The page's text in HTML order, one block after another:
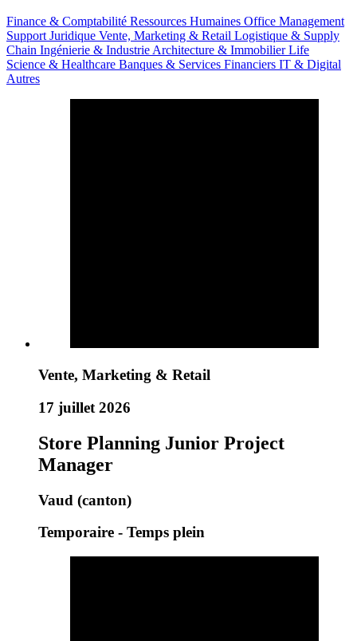
Finance & Comptabilité Ressources Humaines Office Management
SupportJuridique Vente, Marketing & Retail Logistique & Supply
Chain Ingénierie & IndustrieArchitecture & ImmobilierLife
Science & Healthcare Banques & Services Financiers IT & Digital
Autres
Vente, Marketing & Retail
17 juillet 2026
Store Planning Junior Project
Manager
Vaud (canton)
Temporaire - Temps plein